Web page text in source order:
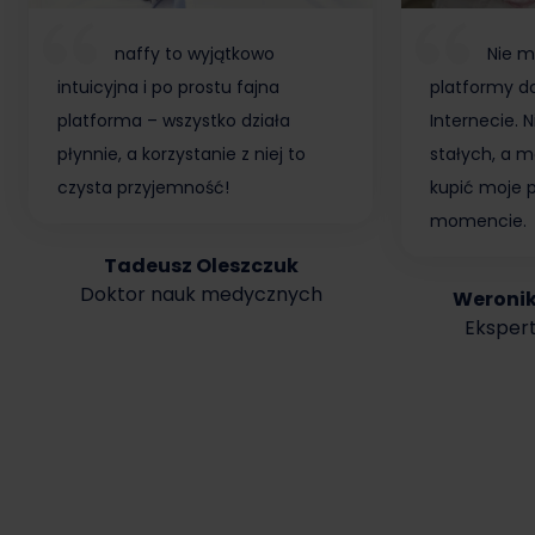
naffy to wyjątkowo
intuicyjna i po prostu fajna
platforma – wszystko działa
płynnie, a korzystanie z niej to
czysta przyjemność!
Tadeusz Oleszczuk
Doktor nauk medycznych
Nie
platformy
Internecie.
stałych, a
kupić moje
momencie.